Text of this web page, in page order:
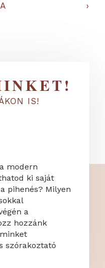
›
IS!
modern
ki saját
pihenés? Milyen
a
hozzánk
szórakoztató